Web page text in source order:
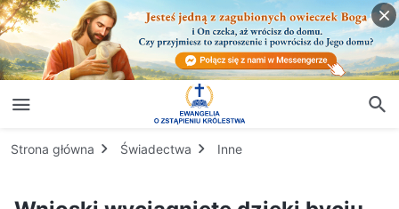
Strona główna Świadectwa Inne